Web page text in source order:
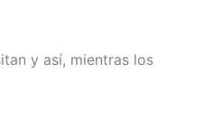
y así, mientras los